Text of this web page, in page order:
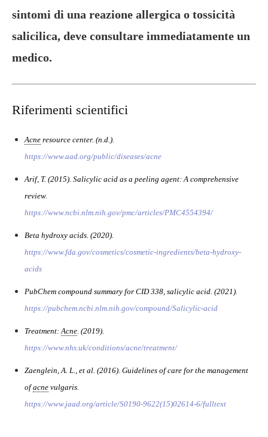
sintomi di una reazione allergica o tossicità
salicilica, deve consultare immediatamente un
medico.
Riferimenti scientifici
Acne resource center. (n.d.).
https://www.aad.org/public/diseases/acne
Arif, T. (2015). Salicylic acid as a peeling agent: A comprehensive
review.
https://www.ncbi.nlm.nih.gov/pmc/articles/PMC4554394/
Beta hydroxy acids. (2020).
https://www.fda.gov/cosmetics/cosmetic-ingredients/beta-hydroxy-
acids
PubChem compound summary for CID 338, salicylic acid. (2021).
https://pubchem.ncbi.nlm.nih.gov/compound/Salicylic-acid
Treatment: Acne . (2019).
https://www.nhs.uk/conditions/acne/treatment/
Zaenglein, A. L., et al . (2016). Guidelines of care for the management
ofacne vulgaris.
https://www.jaad.org/article/S0190-9622(15)02614-6/fulltext